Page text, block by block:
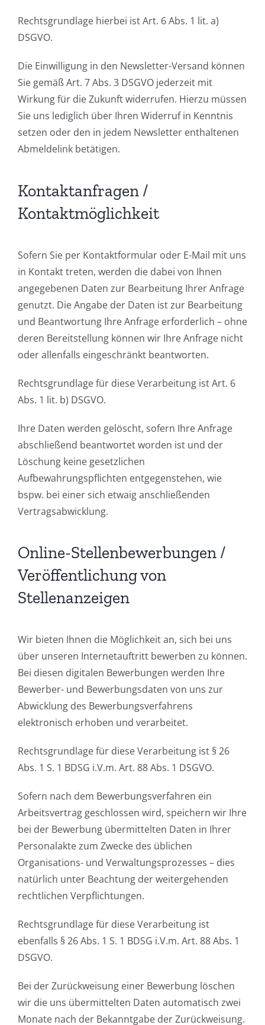
Rechtsgrundlage hierbei ist Art. 6 Abs. 1 lit. a)
DSGVO.
Die Einwilligung in den Newsletter-Versand können
Sie gemäß Art. 7 Abs. 3 DSGVO jederzeit mit
Wirkung für die Zukunft widerrufen. Hierzu müssen
Sie uns lediglich über Ihren Widerruf in Kenntnis
setzen oder den in jedem Newsletter enthaltenen
Abmeldelink betätigen.
Kontaktanfragen /
Kontaktmöglichkeit
Sofern Sie per Kontaktformular oder E-Mail mit uns
in Kontakt treten, werden die dabei von Ihnen
angegebenen Daten zur Bearbeitung Ihrer Anfrage
genutzt. Die Angabe der Daten ist zur Bearbeitung
und Beantwortung Ihre Anfrage erforderlich – ohne
deren Bereitstellung können wir Ihre Anfrage nicht
oder allenfalls eingeschränkt beantworten.
Rechtsgrundlage für diese Verarbeitung ist Art. 6
Abs. 1 lit. b) DSGVO.
Ihre Daten werden gelöscht, sofern Ihre Anfrage
abschließend beantwortet worden ist und der
Löschung keine gesetzlichen
Aufbewahrungspflichten entgegenstehen, wie
bspw. bei einer sich etwaig anschließenden
Vertragsabwicklung.
Online-Stellenbewerbungen /
Veröffentlichung von
Stellenanzeigen
Wir bieten Ihnen die Möglichkeit an, sich bei uns
über unseren Internetauftritt bewerben zu können.
Bei diesen digitalen Bewerbungen werden Ihre
Bewerber- und Bewerbungsdaten von uns zur
Abwicklung des Bewerbungsverfahrens
elektronisch erhoben und verarbeitet.
Rechtsgrundlage für diese Verarbeitung ist § 26
Abs. 1 S. 1 BDSG i.V.m. Art. 88 Abs. 1 DSGVO.
Sofern nach dem Bewerbungsverfahren ein
Arbeitsvertrag geschlossen wird, speichern wir Ihre
bei der Bewerbung übermittelten Daten in Ihrer
Personalakte zum Zwecke des üblichen
Organisations- und Verwaltungsprozesses – dies
natürlich unter Beachtung der weitergehenden
rechtlichen Verpflichtungen.
Rechtsgrundlage für diese Verarbeitung ist
ebenfalls § 26 Abs. 1 S. 1 BDSG i.V.m. Art. 88 Abs. 1
DSGVO.
Bei der Zurückweisung einer Bewerbung löschen
wir die uns übermittelten Daten automatisch zwei
Monate nach der Bekanntgabe der Zurückweisung.